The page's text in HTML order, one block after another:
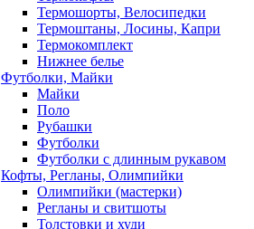
Термошорты, Велосипедки
Термоштаны, Лосины, Капри
Термокомплект
Нижнее белье
Футболки, Майки
Майки
Поло
Рубашки
Футболки
Футболки с длинным рукавом
Кофты, Регланы, Олимпийки
Олимпийки (мастерки)
Регланы и свитшоты
Толстовки и худи